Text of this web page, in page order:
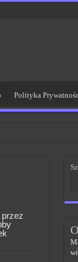
Polityka